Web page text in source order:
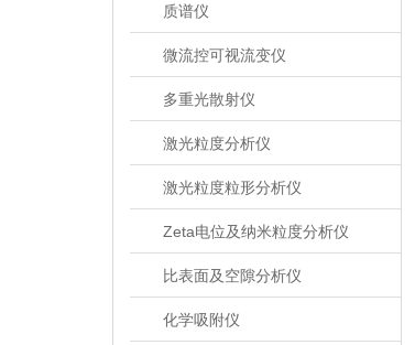
质谱仪
微流控可视流变仪
多重光散射仪
激光粒度分析仪
激光粒度粒形分析仪
Zeta电位及纳米粒度分析仪
比表面及空隙分析仪
化学吸附仪